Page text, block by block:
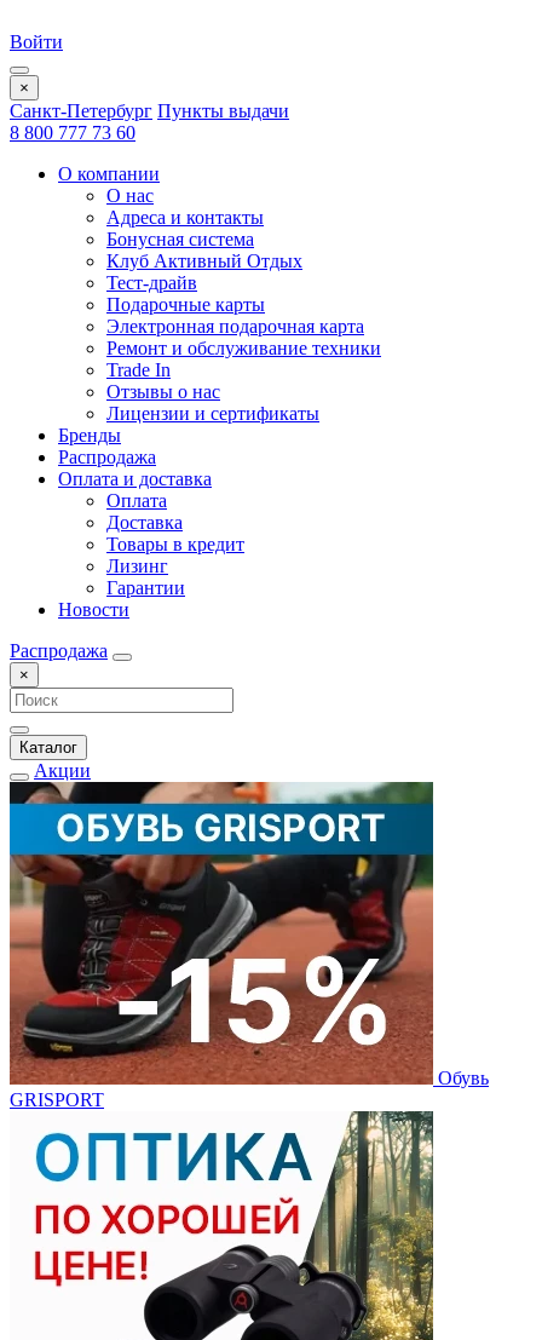
Войти
×
Санкт-Петербург Пункты выдачи
8 800 777 73 60
О компании
О нас
Адреса и контакты
Бонусная система
Клуб Активный Отдых
Тест-драйв
Подарочные карты
Электронная подарочная карта
Ремонт и обслуживание техники
Trade In
Отзывы о нас
Лицензии и сертификаты
Бренды
Распродажа
Оплата и доставка
Оплата
Доставка
Товары в кредит
Лизинг
Гарантии
Новости
Распродажа
×
Каталог
Акции
Обувь
GRISPORT